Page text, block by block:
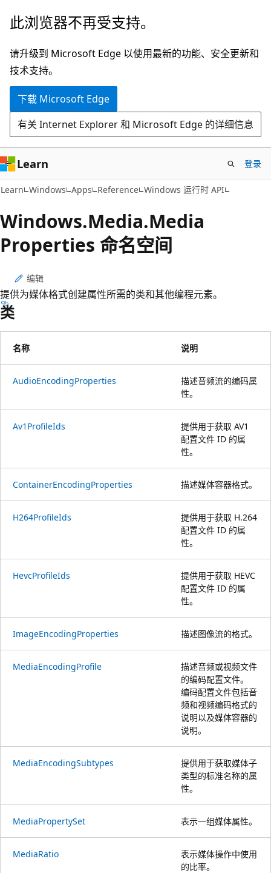
跳
主
要
内
跳
页
内
导
此浏览器不再受支持。
请升级到 Microsoft Edge 以使用最新的功能、安全更新和
技术支持。
下载 Microsoft Edge
有关 Internet Explorer 和 Microsoft Edge 的详细信息
Learn 登录
Learn Windows Apps Reference Windows 运行时 API
Windows.Media.Media
Properties 命名空间
编辑
提供为媒体格式创建属性所需的类和其他编程元素。
类
名称 说明
AudioEncodingProperties
描述音频流的编码属
性。
Av1ProfileIds
提供用于获取 AV1
配置文件 ID 的属
性。
ContainerEncodingProperties 描述媒体容器格式。
H264ProfileIds
提供用于获取 H.264
配置文件 ID 的属
性。
HevcProfileIds
提供用于获取 HEVC
配置文件 ID 的属
性。
ImageEncodingProperties 描述图像流的格式。
MediaEncodingProfile
描述音频或视频文件
的编码配置文件。
编码配置文件包括音
频和视频编码格式的
说明以及媒体容器的
说明。
MediaEncodingSubtypes
提供用于获取媒体子
类型的标准名称的属
性。
MediaPropertySet 表示一组媒体属性。
MediaRatio
表示媒体操作中使用
的比率。